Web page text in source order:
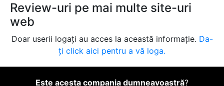
Review-uri pe mai multe site-uri
web
Doar userii logați au acces la această informație. Da-
ți click aici pentru a vă loga.
Este acesta compania dumneavoastră?